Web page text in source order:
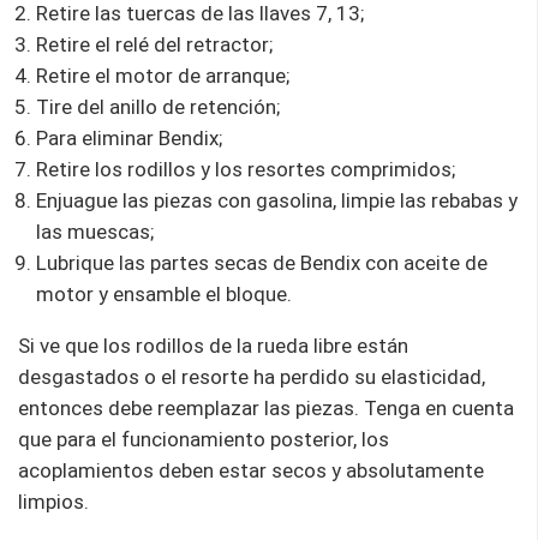
Retire las tuercas de las llaves 7, 13;
Retire el relé del retractor;
Retire el motor de arranque;
Tire del anillo de retención;
Para eliminar Bendix;
Retire los rodillos y los resortes comprimidos;
Enjuague las piezas con gasolina, limpie las rebabas y
las muescas;
Lubrique las partes secas de Bendix con aceite de
motor y ensamble el bloque.
Si ve que los rodillos de la rueda libre están
desgastados o el resorte ha perdido su elasticidad,
entonces debe reemplazar las piezas. Tenga en cuenta
que para el funcionamiento posterior, los
acoplamientos deben estar secos y absolutamente
limpios.